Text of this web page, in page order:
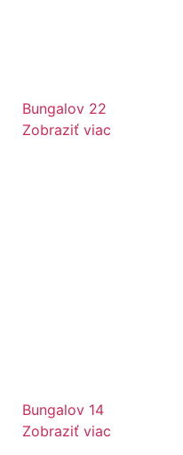
Bungalov 22
Zobraziť viac
Bungalov 14
Zobraziť viac